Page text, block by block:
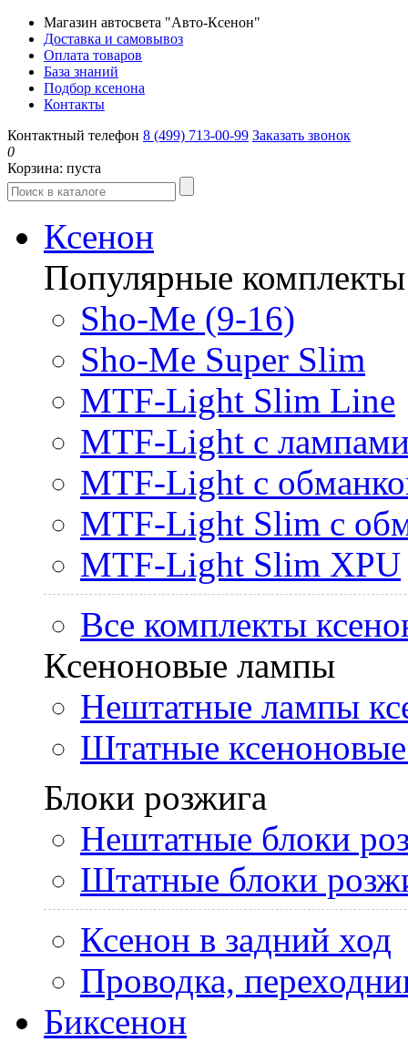
Магазин автосвета "Авто-Ксенон"
Доставка и самовывоз
Оплата товаров
База знаний
Подбор ксенона
Контакты
Контактный телефон 8 (499) 713-00-99 Заказать звонок
0
Корзина: пуста
Ксенон
Популярные комплекты
Sho-Me (9-16)
Sho-Me Super Slim
MTF-Light Slim Line
MTF-Light с
MTF-Light с
MTF-Light Slim с
MTF-Light Slim XPU
Все комплекты
Ксеноновые лампы
Нештатные лампы
Штатные
Блоки розжига
Нештатные блоки
Штатные блоки
Ксенон в задний ход
Проводка,
Биксенон